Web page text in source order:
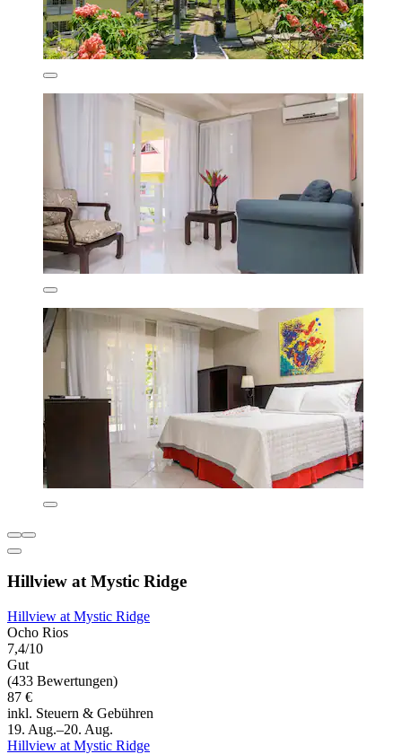
Hillview at Mystic Ridge
Hillview at Mystic Ridge
Ocho Rios
7,4/10
Gut
(433 Bewertungen)
87 €
inkl. Steuern & Gebühren
19. Aug.–20. Aug.
Hillview at Mystic Ridge